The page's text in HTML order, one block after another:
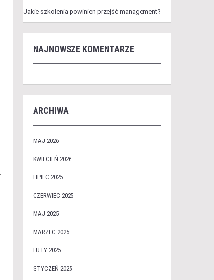
Jakie szkolenia powinien przejść management?
NAJNOWSZE KOMENTARZE
ARCHIWA
MAJ 2026
KWIECIEŃ 2026
LIPIEC 2025
CZERWIEC 2025
MAJ 2025
MARZEC 2025
LUTY 2025
STYCZEŃ 2025